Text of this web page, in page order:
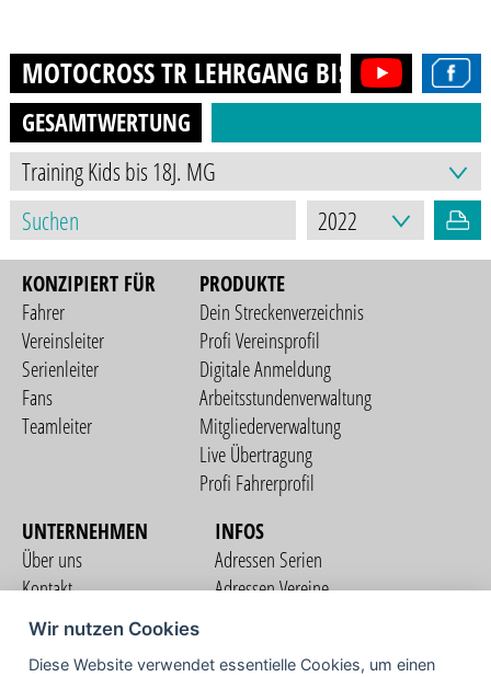
MOTOCROSS TR LEHRGANG BIS 85 CCM
GESAMTWERTUNG
KONZIPIERT FÜR
Fahrer
Vereinsleiter
Serienleiter
Fans
Teamleiter
PRODUKTE
Dein Streckenverzeichnis
Profi Vereinsprofil
Digitale Anmeldung
Arbeitsstundenverwaltung
Mitgliederverwaltung
Live Übertragung
Profi Fahrerprofil
UNTERNEHMEN
Über uns
Kontakt
Nutzungsbedingungen
Datenschutzerklärung
INFOS
Adressen Serien
Adressen Vereine
Wir nutzen Cookies
Diese Website verwendet essentielle Cookies, um einen